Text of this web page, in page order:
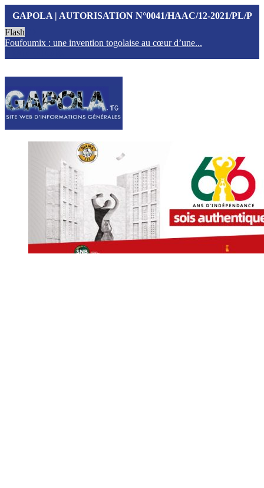
GAPOLA | AUTORISATION N°0041/HAAC/12-2021/PL/P
Flash
Foufoumix : une invention togolaise au cœur d’une...